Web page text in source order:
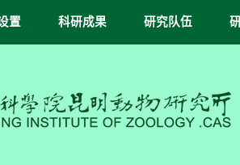
置 科研成果 研究队伍